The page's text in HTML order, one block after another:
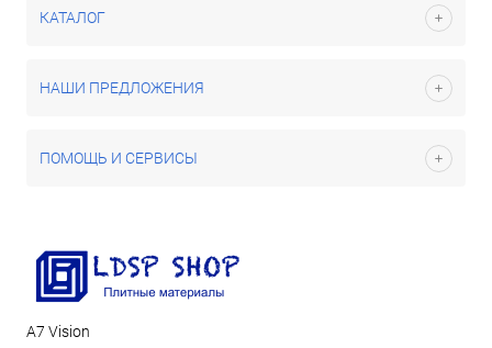
КАТАЛОГ
НАШИ ПРЕДЛОЖЕНИЯ
ПОМОЩЬ И СЕРВИСЫ
А7 Vision